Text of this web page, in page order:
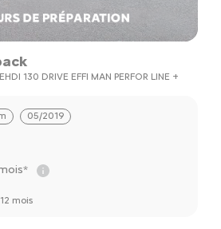
130 DRIVE EFFI MAN PERFOR LINE +
05/2019
mois